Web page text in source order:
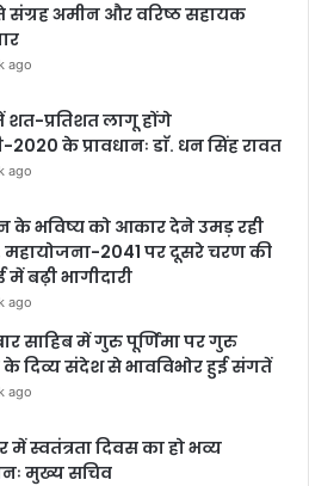
अमीन और वरिष्ठ सहायक
ago
शत-प्रतिशत लागू होंगे
2020 के प्रावधानः डाॅ. धन सिंह रावत
ago
के भविष्य को आकार देने उमड़ रही
2041 पर दूसरे चरण की
बढ़ी भागीदारी
ago
साहिब में गुरु पूर्णिमा पर गुरु
के दिव्य संदेश से भावविभोर हुई संगतें
ago
में स्वतंत्रता दिवस का हो भव्य
मुख्य सचिव